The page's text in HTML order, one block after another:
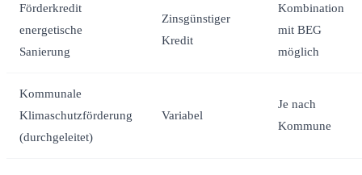
Förderkredit
energetische
Sanierung
Zinsgünstiger
Kredit
Kombination
mit BEG
möglich
Kommunale
Klimaschutzförderung
(durchgeleitet)
Variabel
Je nach
Kommune